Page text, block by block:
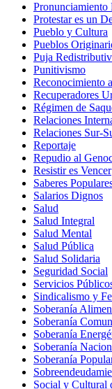
Pronunciamiento
Protestar es un
Pueblo y Cultura
Pueblos
Puja
Punitivismo
Reconocimiento
Recuperadores
Régimen de
Relaciones
Relaciones Sur-
Reportaje
Repudio al
Resistir es Vencer
Saberes
Salarios Dignos
Salud
Salud Integral
Salud Mental
Salud Pública
Salud Solidaria
Seguridad Social
Servicios
Sindicalismo y
Soberanía
Soberanía
Soberanía
Soberanía
Soberanía
Social y Cultural